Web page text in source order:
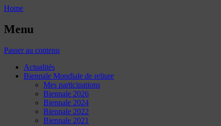
Home
Menu
Passer au contenu
Actualités
Biennale Mondiale de reliure
Mes participations
Biennale 2026
Biennale 2024
Biennale 2022
Biennale 2021